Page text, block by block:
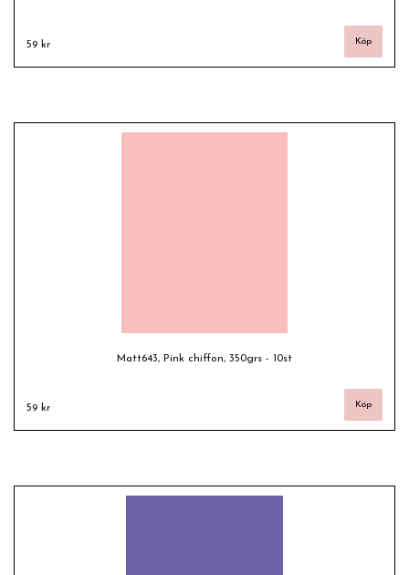
59 kr
Matt643, Pink chiffon, 350grs - 10st
59 kr